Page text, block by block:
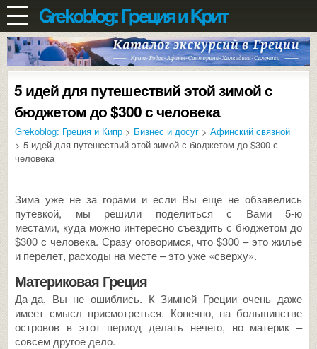
5 идей для путешествий этой зимой с
бюджетом до $300 с человека
Grekoblog: Греция и Кипр > Бизнес и досуг > Афинский связной
> 5 идей для путешествий этой зимой с бюджетом до $300 с
человека
Зима уже не за горами и если Вы еще не обзавелись
путевкой, мы решили поделиться с Вами 5-ю
местами, куда можно интересно съездить с бюджетом до
$300 с человека. Сразу оговоримся, что $300 – это жилье
и перелет, расходы на месте – это уже «сверху».
Материковая Греция
Да-да, Вы не ошиблись. К Зимней Греции очень даже
имеет смысл присмотреться. Конечно, на большинстве
островов в этот период делать нечего, но материк –
совсем другое дело.